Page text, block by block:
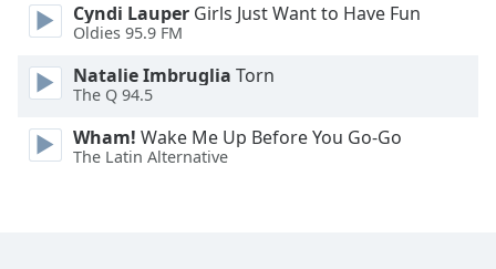
Family
Done
Close
Cyndi Lauper Girls Just Want to Have Fun
Oldies 95.9 FM
Natalie Imbruglia Torn
The Q 94.5
Wham! Wake Me Up Before You Go-Go
The Latin Alternative